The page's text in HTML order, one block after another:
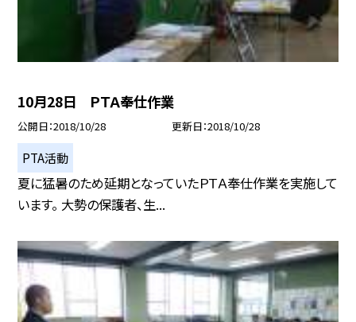
10月28日 ＰＴＡ奉仕作業
公開日 2018/10/28 更新日 2018/10/28
PTA活動
夏に猛暑のため延期となっていたＰＴＡ奉仕作業を実施して
います。 大勢の保護者、生...